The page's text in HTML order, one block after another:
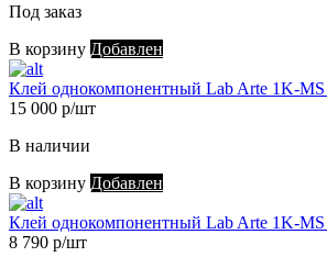
Под заказ
В корзину Добавлен
Клей однокомпонентный Lab Arte 1K-MS
15 000 р/шт
В наличии
В корзину Добавлен
Клей однокомпонентный Lab Arte 1K-
8 790 р/шт